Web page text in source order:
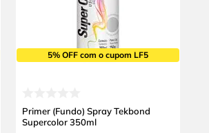
5% OFF com o cupom LF5
Primer (Fundo) Spray Tekbond
Supercolor 350ml